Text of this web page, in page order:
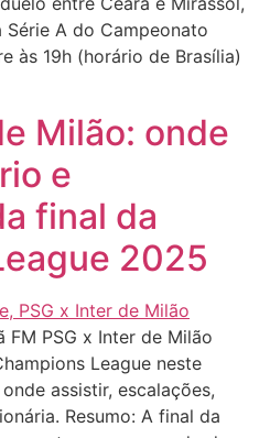
A do Campeonato
às 19h (horário de Brasília)
Milão: onde
e
final da
2025
FM PSG x Inter de Milão
League neste
assistir, escalações,
Resumo: A final da